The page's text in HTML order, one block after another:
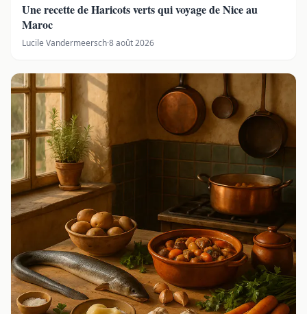
Une recette de Haricots verts qui voyage de Nice au
Maroc
Lucile Vandermeersch·8 août 2026